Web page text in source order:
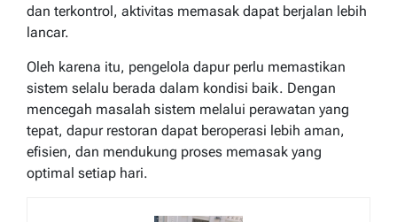
dan terkontrol, aktivitas memasak dapat berjalan lebih
lancar.
Oleh karena itu, pengelola dapur perlu memastikan
sistem selalu berada dalam kondisi baik. Dengan
mencegah masalah sistem melalui perawatan yang
tepat, dapur restoran dapat beroperasi lebih aman,
efisien, dan mendukung proses memasak yang
optimal setiap hari.